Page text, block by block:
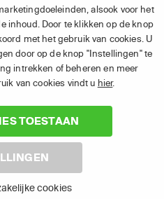
alsook voor het
inhoud. Door te klikken op de knop
met het gebruik van cookies. U
door op de knop "Instellingen" te
intrekken of beheren en meer
van cookies vindt u hier.
TOESTAAN
cookies
Basic of Plus.
: Incl. BTW.
voorvolgende zendersafhankelijk
pakket.
- Alle rechten voorbehouden. TV
onder licentie door Canal+
zetel: Rue Albert Borschette 4,
Luxembourg : B 87.905